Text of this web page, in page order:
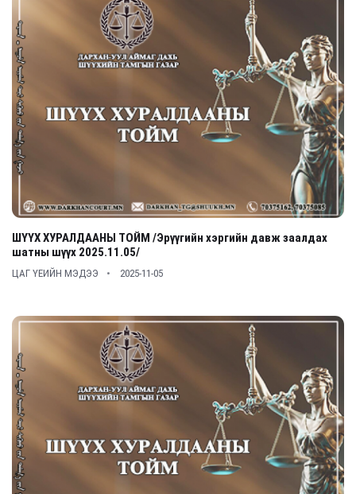
ШҮҮХ ХУРАЛДААНЫ ТОЙМ /Эрүүгийн хэргийн давж заалдах
шатны шүүх 2025.11.05/
ЦАГ ҮЕИЙН МЭДЭЭ 2025-11-05